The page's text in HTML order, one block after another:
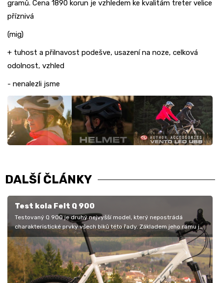
gramů. Cena 1890 korun je vzhledem ke kvalitám treter velice
příznivá
(mig)
+ tuhost a přilnavost podešve, usazení na noze, celková
odolnost, vzhled
- nenalezli jsme
DALŠÍ ČLÁNKY
Test kola Felt Q 900
Testovaný Q 900 je druhý nejvyšší model, který nepostrádá
charakteristické prvky všech biků této řady. Základem jeho rámu je
duralová…